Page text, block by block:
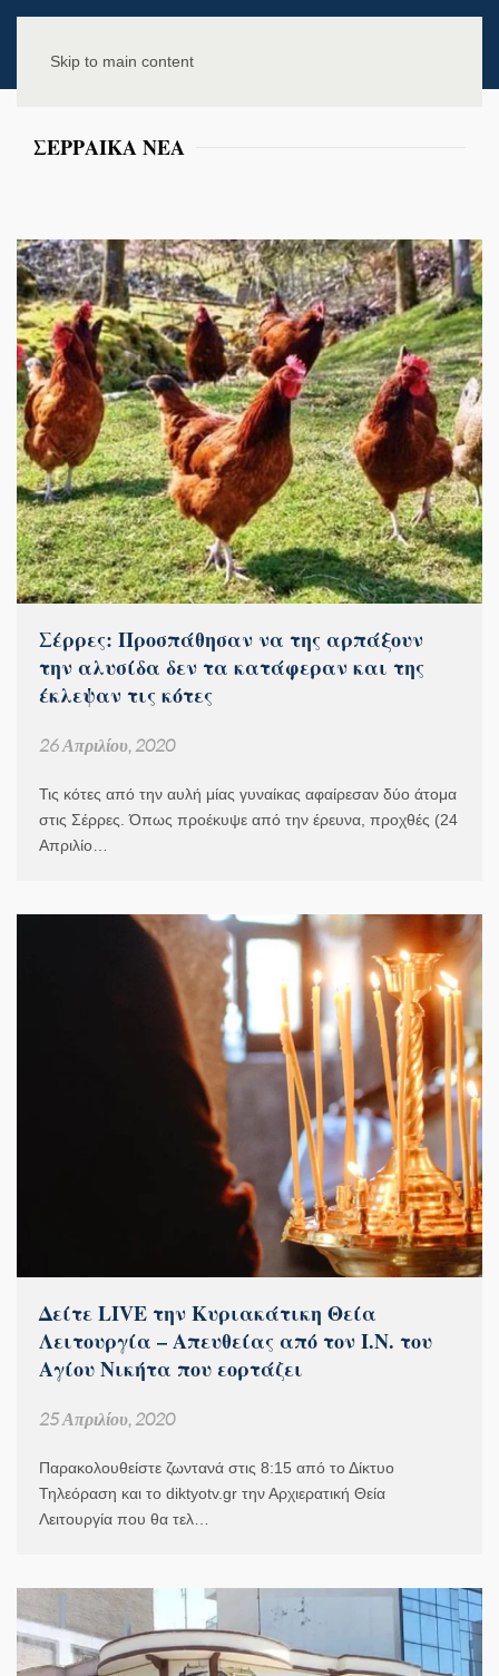
Skip to main content
ΣΕΡΡΑΙΚΑ ΝΕΑ
Σέρρες: Προσπάθησαν να της αρπάξουν
την αλυσίδα δεν τα κατάφεραν και της
έκλεψαν τις κότες
26 Απριλίου, 2020
Τις κότες από την αυλή μίας γυναίκας αφαίρεσαν δύο άτομα
στις Σέρρες. Όπως προέκυψε από την έρευνα, προχθές (24
Απριλίο…
Δείτε LIVE την Κυριακάτικη Θεία
Λειτουργία – Απευθείας από τον Ι.Ν. του
Αγίου Νικήτα που εορτάζει
25 Απριλίου, 2020
Παρακολουθείστε ζωντανά στις 8:15 από το Δίκτυο
Τηλεόραση και το diktyotv.gr την Αρχιερατική Θεία
Λειτουργία που θα τελ…